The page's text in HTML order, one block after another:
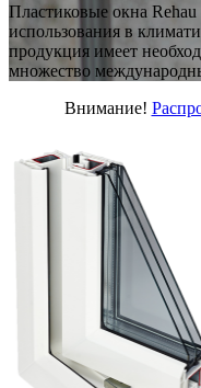
Пластиковые окна
использования в
продукция имеет
множество
Внимание!